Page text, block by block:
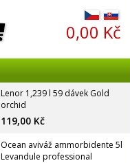
0,00 Kč
Lenor 1,239 l 59 dávek Gold
orchid
119,00 Kč
Ocean aviváž ammorbidente 5l
Levandule professional